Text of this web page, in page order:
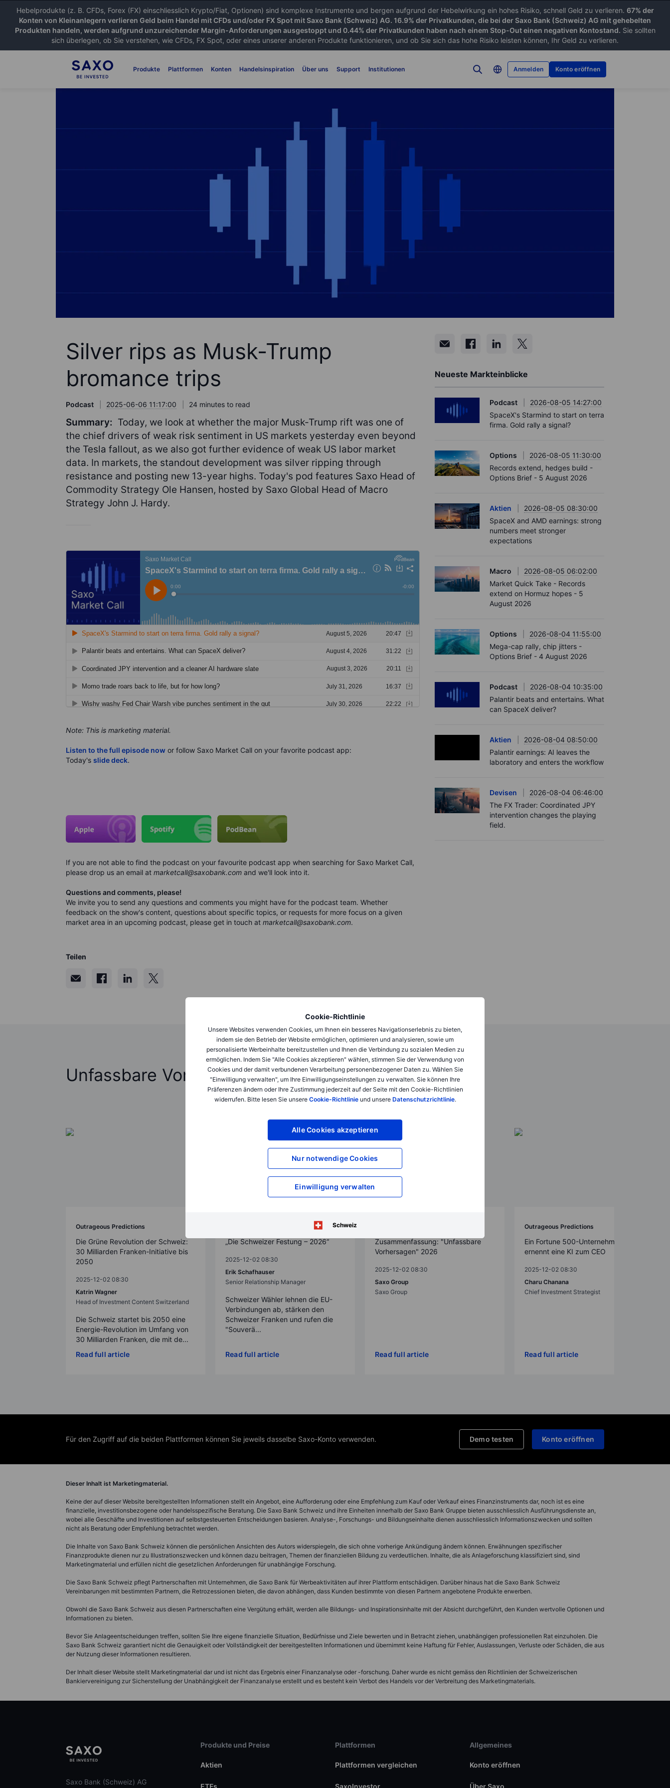
Hebelprodukte (z. B. CFDs, Forex (FX) einschliesslich Krypto/Fiat, Optionen) sind komplexe Instrumente und bergen aufgrund der Hebelwirkung ein hohes Risiko, schnell Geld zu verlieren. 67% der
Konten von Kleinanlegern verlieren Geld beim Handel mit CFDs und/oder FX Spot mit Saxo Bank (Schweiz) AG. 16.9% der Privatkunden, die bei der Saxo Bank (Schweiz) AG mit gehebelten
Produkten handeln, werden aufgrund unzureichender Margin-Anforderungen ausgestoppt und 0.44% der Privatkunden haben nach einem Stop-Out einen negativen Kontostand. Sie sollten
sich überlegen, ob Sie verstehen, wie CFDs, FX Spot, oder eines unserer anderen Produkte funktionieren, und ob Sie sich das hohe Risiko leisten können, Ihr Geld zu verlieren.
Produkte Plattformen Konten Handelsinspiration Über uns Support Institutionen Anmelden Konto eröffnen
Cookie-Richtlinie
Unsere Websites verwenden Cookies, um Ihnen ein besseres Navigationserlebnis zu bieten,
indem sie den Betrieb der Website ermöglichen, optimieren und analysieren, sowie um
personalisierte Werbeinhalte bereitzustellen und Ihnen die Verbindung zu sozialen Medien zu
ermöglichen. Indem Sie "Alle Cookies akzeptieren" wählen, stimmen Sie der Verwendung von
Cookies und der damit verbundenen Verarbeitung personenbezogener Daten zu. Wählen Sie
"Einwilligung verwalten", um Ihre Einwilligungseinstellungen zu verwalten. Sie können Ihre
Präferenzen ändern oder Ihre Zustimmung jederzeit auf der Seite mit den Cookie-Richtlinien
widerrufen. Bitte lesen Sie unsere Cookie-Richtlinieund unsere Datenschutzrichtlinie.
Alle Cookies akzeptieren
Nur notwendige Cookies
Einwilligung verwalten
Schweiz
Silver rips as Musk-Trump
bromance trips
Podcast 2025-06-06 11:17:00 24 minutes to read
Summary: Today, we look at whether the major Musk-Trump rift was one of
the chief drivers of weak risk sentiment in US markets yesterday even beyond
the Tesla fallout, as we also got further evidence of weak US labor market
data. In markets, the standout development was silver ripping through
resistance and posting new 13-year highs. Today's pod features Saxo Head of
Commodity Strategy Ole Hansen, hosted by Saxo Global Head of Macro
Strategy John J. Hardy.
Note: This is marketing material.
Listen to the full episode now or follow Saxo Market Call on your favorite podcast app:
Today's slide deck.
If you are not able to find the podcast on your favourite podcast app when searching for Saxo Market Call,
please drop us an email at marketcall@saxobank.com and we'll look into it.
Questions and comments, please!
We invite you to send any questions and comments you might have for the podcast team. Whether
feedback on the show's content, questions about specific topics, or requests for more focus on a given
market area in an upcoming podcast, please get in touch at marketcall@saxobank.com.
Teilen
Neueste Markteinblicke
Podcast
2026-08-05 14:27:00
SpaceX's Starmind to start on terra
firma. Gold rally a signal?
Options
2026-08-05 11:30:00
Records extend, hedges build -
Options Brief - 5 August 2026
Aktien
2026-08-05 08:30:00
SpaceX and AMD earnings: strong
numbers meet stronger
expectations
Macro
2026-08-05 06:02:00
Market Quick Take - Records
extend on Hormuz hopes - 5
August 2026
Options
2026-08-04 11:55:00
Mega-cap rally, chip jitters -
Options Brief - 4 August 2026
Podcast
2026-08-04 10:35:00
Palantir beats and entertains. What
can SpaceX deliver?
Aktien
2026-08-04 08:50:00
Palantir earnings: AI leaves the
laboratory and enters the workflow
Devisen
2026-08-04 06:46:00
The FX Trader: Coordinated JPY
intervention changes the playing
field.
Unfassbare Vorhersagen 2026
Outrageous Predictions
Die Grüne Revolution der Schweiz:
30 Milliarden Franken-Initiative bis
2050
2025-12-02 08:30
Katrin Wagner
Head of Investment Content Switzerland
Die Schweiz startet bis 2050 eine
Energie-Revolution im Umfang von
30 Milliarden Franken, die mit de...
Read full article
„Die Schweizer Festung – 2026“
2025-12-02 08:30
Erik Schafhauser
Senior Relationship Manager
Schweizer Wähler lehnen die EU-
Verbindungen ab, stärken den
Schweizer Franken und rufen die
"Souverä...
Read full article
Zusammenfassung: "Unfassbare
Vorhersagen" 2026
2025-12-02 08:30
Saxo Group
Saxo Group
Read full article
Outrageous Predictions
Ein Fortune 500-Unternehmen
ernennt eine KI zum CEO
2025-12-02 08:30
Charu Chanana
Chief Investment Strategist
Read full article
Für den Zugriff auf die beiden Plattformen können Sie jeweils dasselbe Saxo-Konto verwenden. Demo testen Konto eröffnen
Dieser Inhalt ist Marketingmaterial.
Keine der auf dieser Website bereitgestellten Informationen stellt ein Angebot, eine Aufforderung oder eine Empfehlung zum Kauf oder Verkauf eines Finanzinstruments dar, noch ist es eine
finanzielle, investitionsbezogene oder handelsspezifische Beratung. Die Saxo Bank Schweiz und ihre Einheiten innerhalb der Saxo Bank Gruppe bieten ausschliesslich Ausführungsdienste an,
wobei alle Geschäfte und Investitionen auf selbstgesteuerten Entscheidungen basieren. Analyse-, Forschungs- und Bildungseinhalte dienen ausschliesslich Informationszwecken und sollten
nicht als Beratung oder Empfehlung betrachtet werden.
Die Inhalte von Saxo Bank Schweiz können die persönlichen Ansichten des Autors widerspiegeln, die sich ohne vorherige Ankündigung ändern können. Erwähnungen spezifischer
Finanzprodukte dienen nur zu Illustrationszwecken und können dazu beitragen, Themen der finanziellen Bildung zu verdeutlichen. Inhalte, die als Anlageforschung klassifiziert sind, sind
Marketingmaterial und erfüllen nicht die gesetzlichen Anforderungen für unabhängige Forschung.
Die Saxo Bank Schweiz pflegt Partnerschaften mit Unternehmen, die Saxo Bank für Werbeaktivitäten auf ihrer Plattform entschädigen. Darüber hinaus hat die Saxo Bank Schweiz
Vereinbarungen mit bestimmten Partnern, die Retrozessionen bieten, die davon abhängen, dass Kunden bestimmte von diesen Partnern angebotene Produkte erwerben.
Obwohl die Saxo Bank Schweiz aus diesen Partnerschaften eine Vergütung erhält, werden alle Bildungs- und Inspirationsinhalte mit der Absicht durchgeführt, den Kunden wertvolle Optionen und
Informationen zu bieten.
Bevor Sie Anlageentscheidungen treffen, sollten Sie Ihre eigene finanzielle Situation, Bedürfnisse und Ziele bewerten und in Betracht ziehen, unabhängigen professionellen Rat einzuholen. Die
Saxo Bank Schweiz garantiert nicht die Genauigkeit oder Vollständigkeit der bereitgestellten Informationen und übernimmt keine Haftung für Fehler, Auslassungen, Verluste oder Schäden, die aus
der Nutzung dieser Informationen resultieren.
Der Inhalt dieser Website stellt Marketingmaterial dar und ist nicht das Ergebnis einer Finanzanalyse oder -forschung. Daher wurde es nicht gemäss den Richtlinien der Schweizerischen
Bankiervereinigung zur Sicherstellung der Unabhängigkeit der Finanzanalyse erstellt und es besteht kein Verbot des Handels vor der Verbreitung des Marketingmaterials.
Saxo Bank (Schweiz) AG
Produkte und Preise
Aktien
ETFs
Plattformen
Plattformen vergleichen
SaxoInvestor
Allgemeines
Konto eröffnen
Über Saxo